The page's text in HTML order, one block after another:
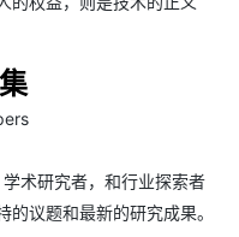
术研究者，和行业探索者
议题和最新的研究成果。